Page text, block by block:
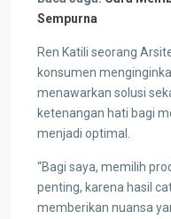
Sempurna
Ren Katili seorang
konsumen
menawarkan solusi
ketenangan hati bagi
menjadi optimal.
“Bagi saya, memilih
penting, karena hasil
memberikan nuansa